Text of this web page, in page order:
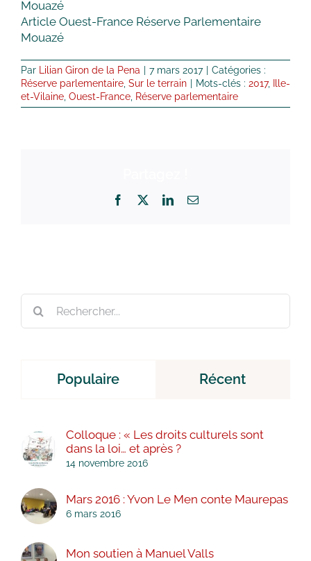
Article Ouest-France Réserve Parlementaire
Mouazé
Par Lilian Giron de la Pena 7 mars 2017
Catégories :
Réserve parlementaire Sur le terrain Mots-clés : 2017,
Ille-
et-Vilaine Ouest-France Réserve parlementaire
Facebook LinkedInEmail
Populaire Récent
Colloque : « Les droits culturels sont
dans la loi… et après ?
14 novembre 2016
Mars 2016 : Yvon Le Men conte Maurepas
6 mars 2016
Mon soutien à Manuel Valls